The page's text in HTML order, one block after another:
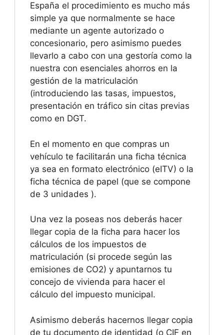
España el procedimiento es mucho más
simple ya que normalmente se hace
mediante un agente autorizado o
concesionario, pero asimismo puedes
llevarlo a cabo con una gestoría como la
nuestra con esenciales ahorros en la
gestión de la matriculación
(introduciendo las tasas, impuestos,
presentación en tráfico sin citas previas
como en DGT.
En el momento en que compras un
vehículo te facilitarán una ficha técnica
ya sea en formato electrónico (eITV) o la
ficha técnica de papel (que se compone
de 3 unidades ).
Una vez la poseas nos deberás hacer
llegar copia de la ficha para hacer los
cálculos de los impuestos de
matriculación (si procede según las
emisiones de CO2) y apuntarnos tu
concejo de vivienda para hacer el
cálculo del impuesto municipal.
Asimismo deberás hacernos llegar copia
de tu documento de identidad (o CIF en